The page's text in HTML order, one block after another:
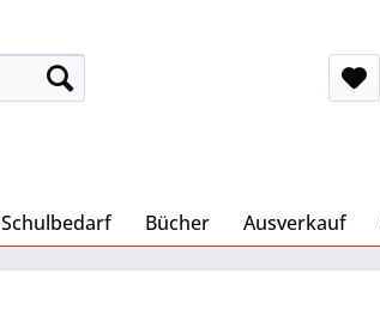
Schulbedarf Bücher Ausverkauf